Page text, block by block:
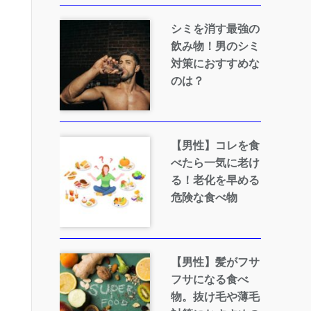
シミを消す最強の
飲み物！男のシミ
対策におすすめな
のは？
【男性】コレを食
べたら一気に老け
る！老化を早める
危険な食べ物
【男性】髪がフサ
フサになる食べ
物。抜け毛や薄毛